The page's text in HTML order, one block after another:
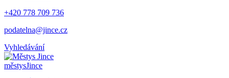
+420 778 709 736
podatelna@jince.cz
Vyhledávání
městysJince